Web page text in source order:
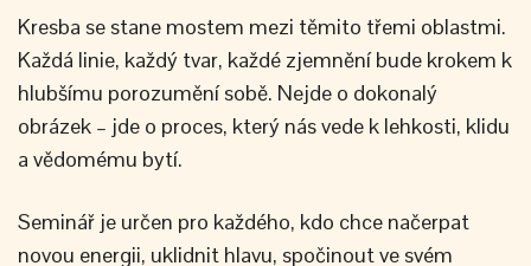
Kresba se stane mostem mezi těmito třemi oblastmi.
Každá linie, každý tvar, každé zjemnění bude krokem k
hlubšímu porozumění sobě. Nejde o dokonalý
obrázek – jde o proces, který nás vede k lehkosti, klidu
a vědomému bytí.
Seminář je určen pro každého, kdo chce načerpat
novou energii, uklidnit hlavu, spočinout ve svém